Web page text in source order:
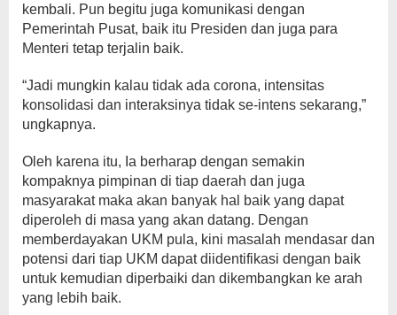
kembali. Pun begitu juga komunikasi dengan
Pemerintah Pusat, baik itu Presiden dan juga para
Menteri tetap terjalin baik.
“Jadi mungkin kalau tidak ada corona, intensitas
konsolidasi dan interaksinya tidak se-intens sekarang,”
ungkapnya.
Oleh karena itu, Ia berharap dengan semakin
kompaknya pimpinan di tiap daerah dan juga
masyarakat maka akan banyak hal baik yang dapat
diperoleh di masa yang akan datang. Dengan
memberdayakan UKM pula, kini masalah mendasar dan
potensi dari tiap UKM dapat diidentifikasi dengan baik
untuk kemudian diperbaiki dan dikembangkan ke arah
yang lebih baik.